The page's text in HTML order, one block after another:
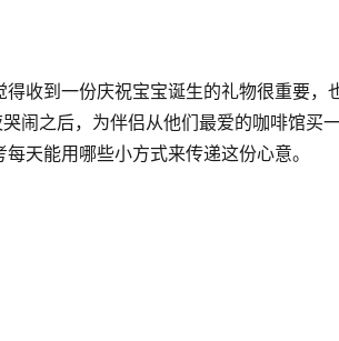
收到一份庆祝宝宝诞生的礼物很重要，
闹之后，为伴侣从他们最爱的咖啡馆买
天能用哪些小方式来传递这份心意。